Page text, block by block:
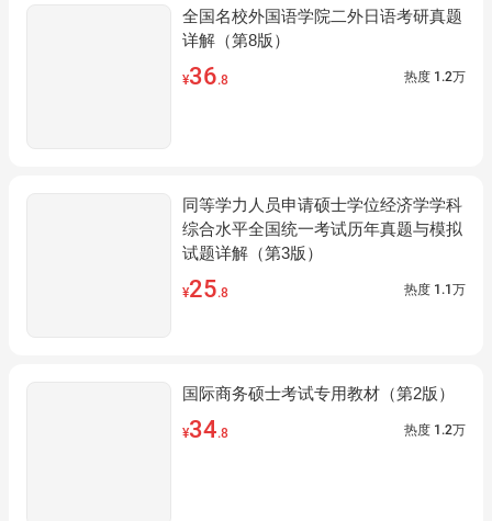
全国名校外国语学院二外日语考研真题
详解（第8版）
¥36.8 热度 1.2万
同等学力人员申请硕士学位经济学学科
综合水平全国统一考试历年真题与模拟
试题详解（第3版）
¥25.8 热度 1.1万
国际商务硕士考试专用教材（第2版）
¥34.8 热度 1.2万